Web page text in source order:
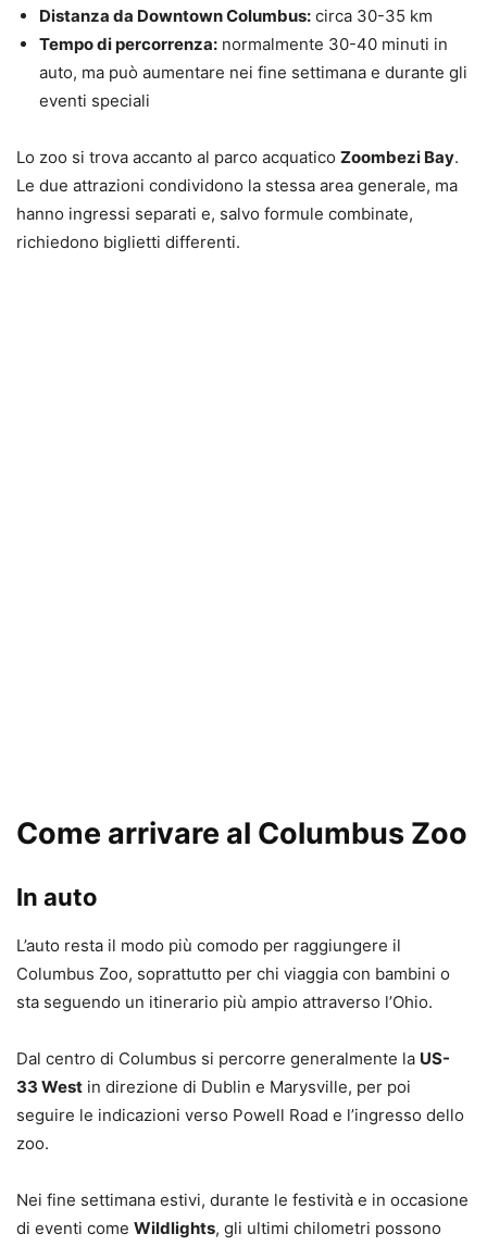
Distanza da Downtown Columbus: circa 30-35 km
Tempo di percorrenza: normalmente 30-40 minuti in
auto, ma può aumentare nei fine settimana e durante gli
eventi speciali
Lo zoo si trova accanto al parco acquatico Zoombezi Bay.
Le due attrazioni condividono la stessa area generale, ma
hanno ingressi separati e, salvo formule combinate,
richiedono biglietti differenti.
Come arrivare al Columbus Zoo
In auto
L’auto resta il modo più comodo per raggiungere il
Columbus Zoo, soprattutto per chi viaggia con bambini o
sta seguendo un itinerario più ampio attraverso l’Ohio.
Dal centro di Columbus si percorre generalmente la US-
33 West in direzione di Dublin e Marysville, per poi
seguire le indicazioni verso Powell Road e l’ingresso dello
zoo.
Nei fine settimana estivi, durante le festività e in occasione
di eventi come Wildlights, gli ultimi chilometri possono